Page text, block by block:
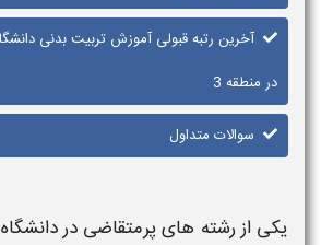
در منطقه 3
سوالات متداول
یکی از رشته های پرمتقاضی دردانشگاه